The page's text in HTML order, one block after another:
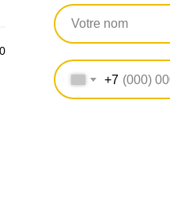
+7